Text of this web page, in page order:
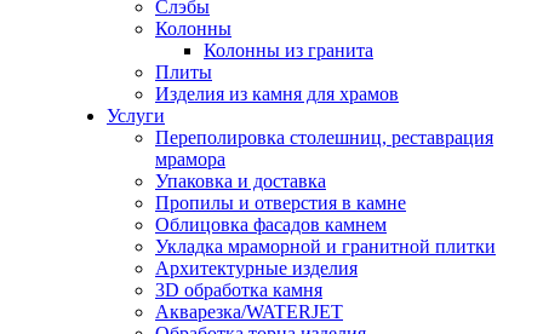
Слэбы
Колонны
Колонны из гранита
Плиты
Изделия из камня для храмов
Услуги
Переполировка столешниц, реставрация
мрамора
Упаковка и доставка
Пропилы и отверстия в камне
Облицовка фасадов камнем
Укладка мраморной и гранитной плитки
Архитектурные изделия
3D обработка камня
Акварезка/WATERJET